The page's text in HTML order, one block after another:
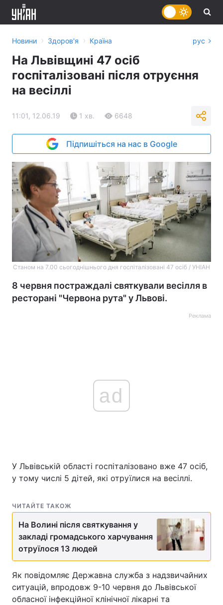
Україна Політика
Економіка Світ
Спорт
Техно і зв'язок Лайт
Зброя Інциденти
Новини › Здоров'я › Країна рус
На Львівщині 47 осіб
госпіталізовані після отруєння
на весіллі
11:01, 12.06.19 1 хв. 6648
Підпишіться на нас в Google
Станом на 7.00 сьогоднішнього дня госпіталізовані 47 осіб / УНІАН
8 червня постраждалі святкували весілля в
ресторані "Червона рута" у Львові.
Реклама
ad
У Львівській області госпіталізовано вже 47 осіб,
у тому числі 5 дітей, які отруїлися на весіллі.
ЧИТАЙТЕ ТАКОЖ
На Волині після святкування у
закладі громадського харчування
отруїлося 13 людей
Як повідомляє Державна служба з надзвичайних
ситуацій, впродовж 9-10 червня до Львівської
обласної інфекційної клінічної лікарні та